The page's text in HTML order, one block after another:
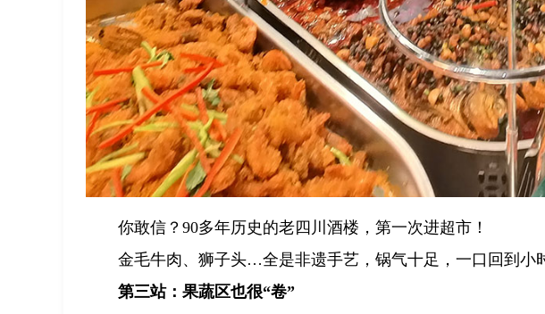
你敢信？90多年历史的老四川酒楼，第一次进超市！
金毛牛肉、狮子头…全是非遗手艺，锅气十足，一口回到小
第三站：果蔬区也很“卷”